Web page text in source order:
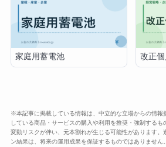
家庭用蓄電池 改正
※本記事に掲載している情報は、中立的な立場からの情報
している商品・サービスの購入や利用を推奨・強制する
変動リスクが伴い、元本割れが生じる可能性があります。
ン結果は、将来の運用成果を保証するものではありません